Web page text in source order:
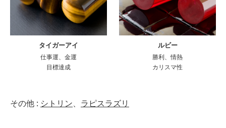
タイガーアイ
仕事運、金運
目標達成
ルビー
勝利、情熱
カリスマ性
その他 : シトリン、 ラピスラズリ